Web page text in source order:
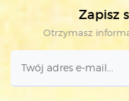
Zapisz
Otrzymasz